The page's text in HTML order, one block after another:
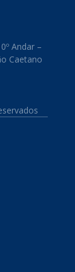
Andar –
Caetano